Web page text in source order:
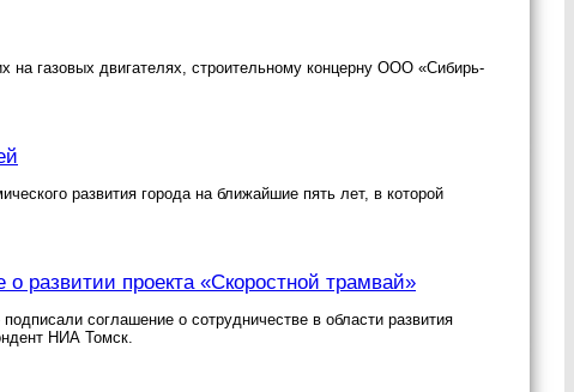
газовых двигателях, строительному концерну ООО «Сибирь-
развития города на ближайшие пять лет, в которой
развитии проекта «Скоростной трамвай»
соглашение о сотрудничестве в области развития
НИА Томск.